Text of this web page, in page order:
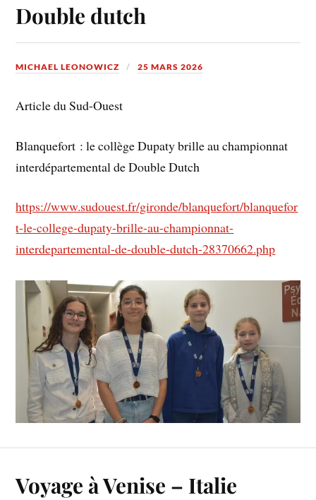
Double dutch
MICHAEL LEONOWICZ 25 MARS 2026
Article du Sud-Ouest
Blanquefort : le collège Dupaty brille au championnat
interdépartemental de Double Dutch
https://www.sudouest.fr/gironde/blanquefort/blanquefor
t-le-college-dupaty-brille-au-championnat-
interdepartemental-de-double-dutch-28370662.php
Voyage à Venise – Italie